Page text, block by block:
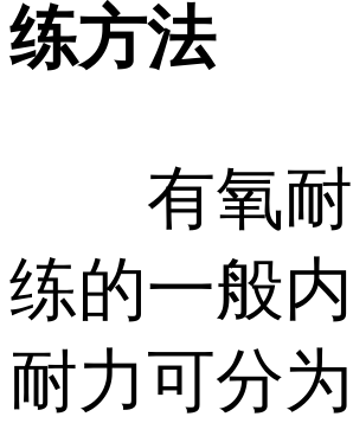
练方法
有氧耐
练的一般内
耐力可分